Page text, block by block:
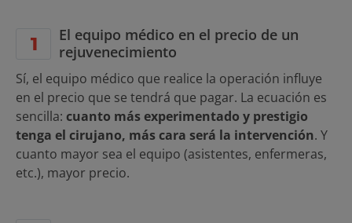
El equipo médico en el precio de un
rejuvenecimiento
Sí, el equipo médico que realice la operación influye
en el precio que se tendrá que pagar. La ecuación es
sencilla: cuanto más experimentado y prestigio
tenga el cirujano, más cara será la intervención. Y
cuanto mayor sea el equipo (asistentes, enfermeras,
etc.), mayor precio.